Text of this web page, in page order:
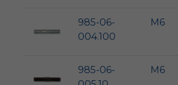
985-06-
004.100
M6
985-06-
M6